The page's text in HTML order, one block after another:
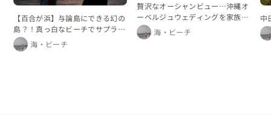
【百合が浜】与論島にできる幻の
島？！真っ白なビーチでサプライ
ズセカンドプロポーズ♡
海・ビーチ
贅沢なオーシャンビュー…沖縄オ
ーベルジュウェディングを家族と
ともに過ごした二泊三日
海・ビーチ
中